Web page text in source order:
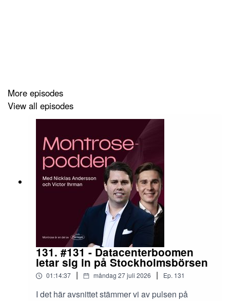
De pengar som placeras kan både öka och minska i
värde och det är inte säkert att du får tillbaka hela det
insatta kapitalet. Historisk avkastning är ingen garanti
för framtida avkastning.
More episodes
View all episodes
131. #131 - Datacenterboomen
letar sig in på Stockholmsbörsen
01:14:37 | måndag 27 juli 2026 | Ep. 131
I det här avsnittet stämmer vi av pulsen på